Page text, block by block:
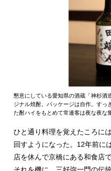
懇意にしている愛知県の酒蔵「神杉酒
ジナル焼酎。パッケージは自作。すっ
た酎ハイをもとめて常連客は夜な夜な
ひと通り料理を覚えたころに
回すようになった。12年前に
店を休んで京橋にある和食店